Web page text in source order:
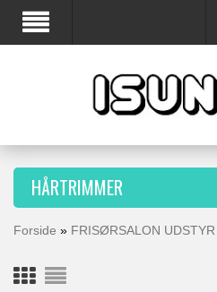
HÅRTRIMMER
Forside » FRISØRSALON UDSTYR